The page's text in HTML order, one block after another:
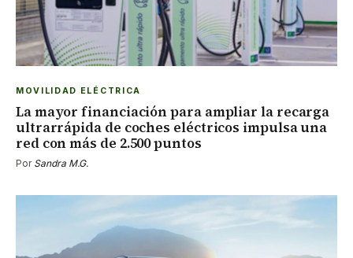
MOVILIDAD ELÉCTRICA
La mayor financiación para ampliar la recarga
ultrarrápida de coches eléctricos impulsa una
red con más de 2.500 puntos
Por Sandra M.G.